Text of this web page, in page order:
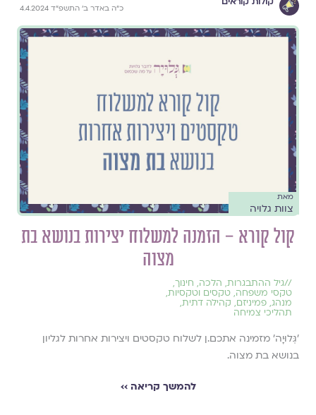
כ״ה באדר ב׳ התשפ״ד 4.4.2024
מאת
צוות גלויה
קול קורא – הזמנה למשלוח יצירות בנושא בת
מצוה
//גיל ההתבגרות, הלכה, חינוך,
טקסי משפחה, טקסים וטקסיות,
מנהג, פמיניזם, קהילה דתית,
תהליכי צמיחה
׳גְּלוּיָה׳ מזמינה אתכם.ן לשלוח טקסטים ויצירות אחרות לגליון
בנושא בת מצוה.
להמשך קריאה ››